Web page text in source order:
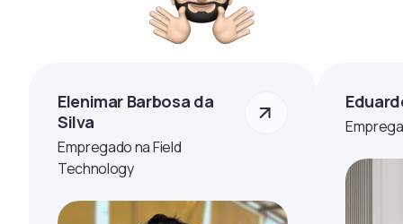
Elenimar Barbosa da
Silva
Empregado na Field
Technology